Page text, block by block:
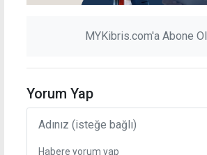
MYKibris.com'a Abone Ol
Yorum Yap